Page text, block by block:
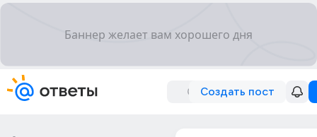
Создать пост